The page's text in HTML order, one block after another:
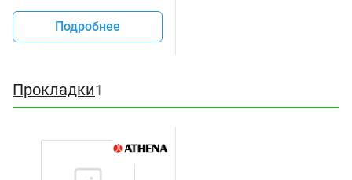
Подробнее
Прокладки1